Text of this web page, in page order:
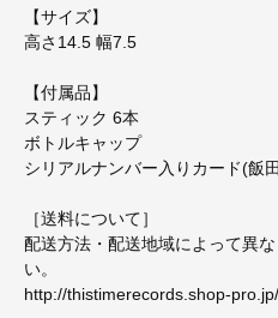
【サイズ】
高さ14.5 幅7.5
【付属品】
スティック 6本
ボトルキャップ
シリアルナンバー入りカード(飯
［送料について］
配送方法・配送地域によって異
い。
http://thistimerecords.shop-